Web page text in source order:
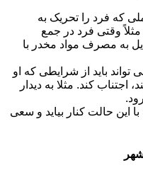
که فرد را تحریک به
وقتی فرد در جمع
به مصرف مواد مخدر با
تواند باید از شرایطی که او
کند. مثلا به دیدار
با این حالت کنار بیاید و سعی